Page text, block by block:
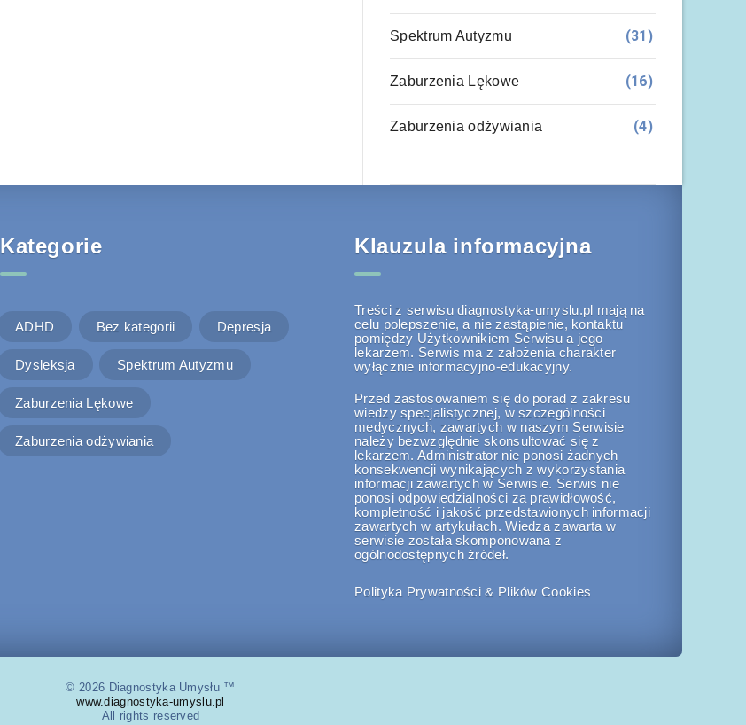
Spektrum Autyzmu (31)
Zaburzenia Lękowe (16)
Zaburzenia odżywiania (4)
Kategorie
ADHD Bez kategorii Depresja
Dysleksja Spektrum Autyzmu
Zaburzenia Lękowe
Zaburzenia odżywiania
Klauzula informacyjna
Treści z serwisu diagnostyka-umyslu.pl mają na
celu polepszenie, a nie zastąpienie, kontaktu
pomiędzy Użytkownikiem Serwisu a jego
lekarzem. Serwis ma z założenia charakter
wyłącznie informacyjno-edukacyjny.
Przed zastosowaniem się do porad z zakresu
wiedzy specjalistycznej, w szczególności
medycznych, zawartych w naszym Serwisie
należy bezwzględnie skonsultować się z
lekarzem. Administrator nie ponosi żadnych
konsekwencji wynikających z wykorzystania
informacji zawartych w Serwisie. Serwis nie
ponosi odpowiedzialności za prawidłowość,
kompletność i jakość przedstawionych informacji
zawartych w artykułach. Wiedza zawarta w
serwisie została skomponowana z
ogólnodostępnych źródeł.
Polityka Prywatności & Plików Cookies
© 2026 Diagnostyka Umysłu ™
www.diagnostyka-umyslu.pl
All rights reserved